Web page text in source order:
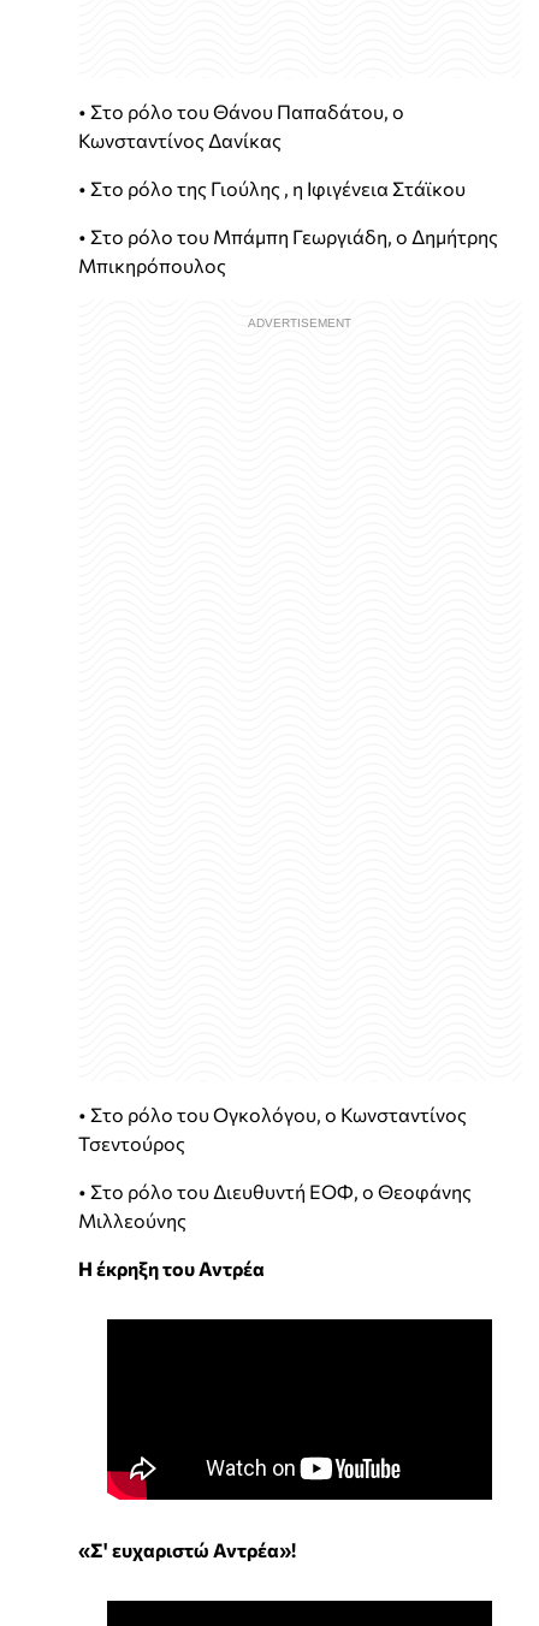
• Στο ρόλο του Θάνου Παπαδάτου, ο
Κωνσταντίνος Δανίκας
• Στο ρόλο της Γιούλης , η Ιφιγένεια Στάϊκου
• Στο ρόλο του Μπάμπη Γεωργιάδη, ο Δημήτρης
Μπικηρόπουλος
• Στο ρόλο του Ογκολόγου, ο Κωνσταντίνος
Τσεντούρος
• Στο ρόλο του Διευθυντή ΕΟΦ, ο Θεοφάνης
Μιλλεούνης
Η έκρηξη του Αντρέα
«Σ' ευχαριστώ Αντρέα»!